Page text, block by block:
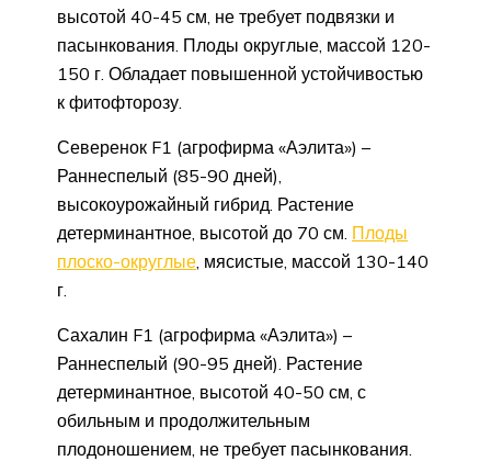
высотой 40-45 см, не требует подвязки и
пасынкования. Плоды округлые, массой 120-
150 г. Обладает повышенной устойчивостью
к фитофторозу.
Северенок F1 (агрофирма «Аэлита») –
Раннеспелый (85-90 дней),
высокоурожайный гибрид. Растение
детерминантное, высотой до 70 см. Плоды
плоско-округлые , мясистые, массой 130-140
г.
Сахалин F1 (агрофирма «Аэлита») –
Раннеспелый (90-95 дней). Растение
детерминантное, высотой 40-50 см, с
обильным и продолжительным
плодоношением, не требует пасынкования.